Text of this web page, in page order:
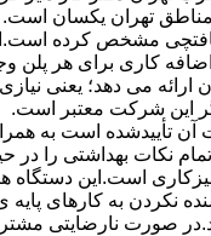
تهران یکسان است.
کاری برای هر پلن
این شرکت معتبر است.
تأییدشده است به
نکات بهداشتی را
است.این
نکردن به کارهای
صورت نارضایتی